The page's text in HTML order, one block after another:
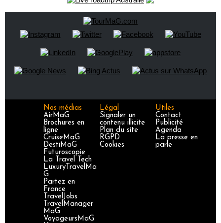
Nos médias
AirMaG
Brochures en
ligne
CruiseMaG
DestiMaG
Futuroscopie
La Travel Tech
LuxuryTravelMa
G
Partez en
France
TravelJobs
TravelManager
MaG
VoyageursMaG
Légal
Signaler un
contenu illicite
Plan du site
RGPD
Cookies
Utiles
Contact
Publicité
Agenda
La presse en
parle